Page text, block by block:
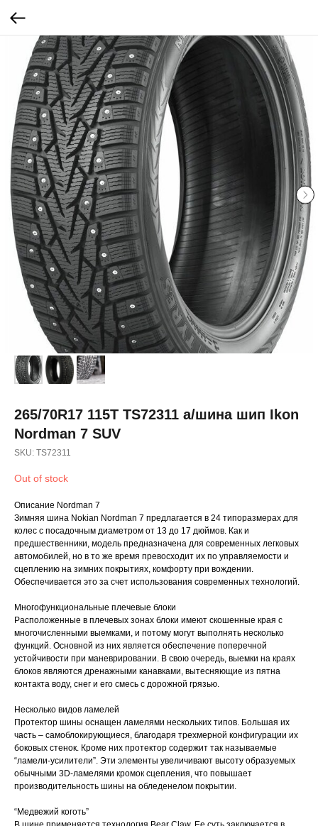
265/70R17 115T TS72311 а/шина шип Ikon
Nordman 7 SUV
SKU: TS72311
Out of stock
Описание Nordman 7
Зимняя шина Nokian Nordman 7 предлагается в 24 типоразмерах для
колес с посадочным диаметром от 13 до 17 дюймов. Как и
предшественники, модель предназначена для современных легковых
автомобилей, но в то же время превосходит их по управляемости и
сцеплению на зимних покрытиях, комфорту при вождении.
Обеспечивается это за счет использования современных технологий.
Многофункциональные плечевые блоки
Расположенные в плечевых зонах блоки имеют скошенные края с
многочисленными выемками, и потому могут выполнять несколько
функций. Основной из них является обеспечение поперечной
устойчивости при маневрировании. В свою очередь, выемки на краях
блоков являются дренажными канавками, вытесняющие из пятна
контакта воду, снег и его смесь с дорожной грязью.
Несколько видов ламелей
Протектор шины оснащен ламелями нескольких типов. Большая их
часть – самоблокирующиеся, благодаря трехмерной конфигурации их
боковых стенок. Кроме них протектор содержит так называемые
“ламели-усилители”. Эти элементы увеличивают высоту образуемых
обычными 3D-ламелями кромок сцепления, что повышает
производительность шины на обледенелом покрытии.
“Медвежий коготь”